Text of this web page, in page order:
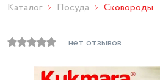
Каталог Посуда Сковороды
нет отзывов